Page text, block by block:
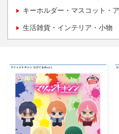
キーホルダー・マスコット・
生活雑貨・インテリア・小物